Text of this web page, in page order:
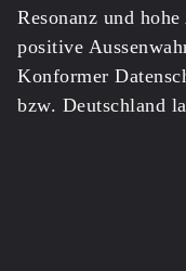
Resonanz und
positive
Konformer
bzw. Deutschland